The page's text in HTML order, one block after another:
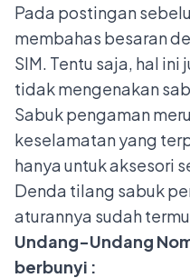
Pada postingan
membahas besaran
SIM. Tentu saja, hal ini
tidak mengenakan
Sabuk pengaman
keselamatan yang
hanya untuk aksesori
Denda tilang sabuk
aturannya sudah
Undang-Undang
berbunyi :